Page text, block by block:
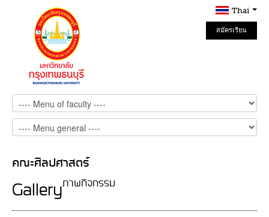
Thai
สมัครเรียน
Online
คณะศิลปศาสตร์
ภาพกิจกรรม
Gallery